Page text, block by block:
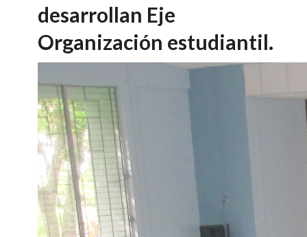
desarrollan Eje
Organización estudiantil.